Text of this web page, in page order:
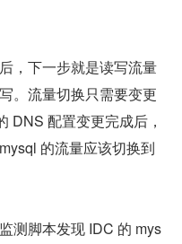
，下一步就是读写流量
。流量切换只需要变更
DNS 配置变更完成后，
的流量应该切换到
测脚本发现 IDC 的 mys